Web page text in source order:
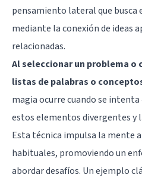
pensamiento lateral que
mediante la conexión de ideas
relacionadas.
Al seleccionar un problema o
listas de palabras o
magia ocurre cuando se
estos elementos divergentes y
Esta técnica impulsa la mente
habituales, promoviendo un
abordar desafíos. Un ejemplo